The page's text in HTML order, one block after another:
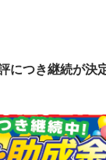
につき継続が決